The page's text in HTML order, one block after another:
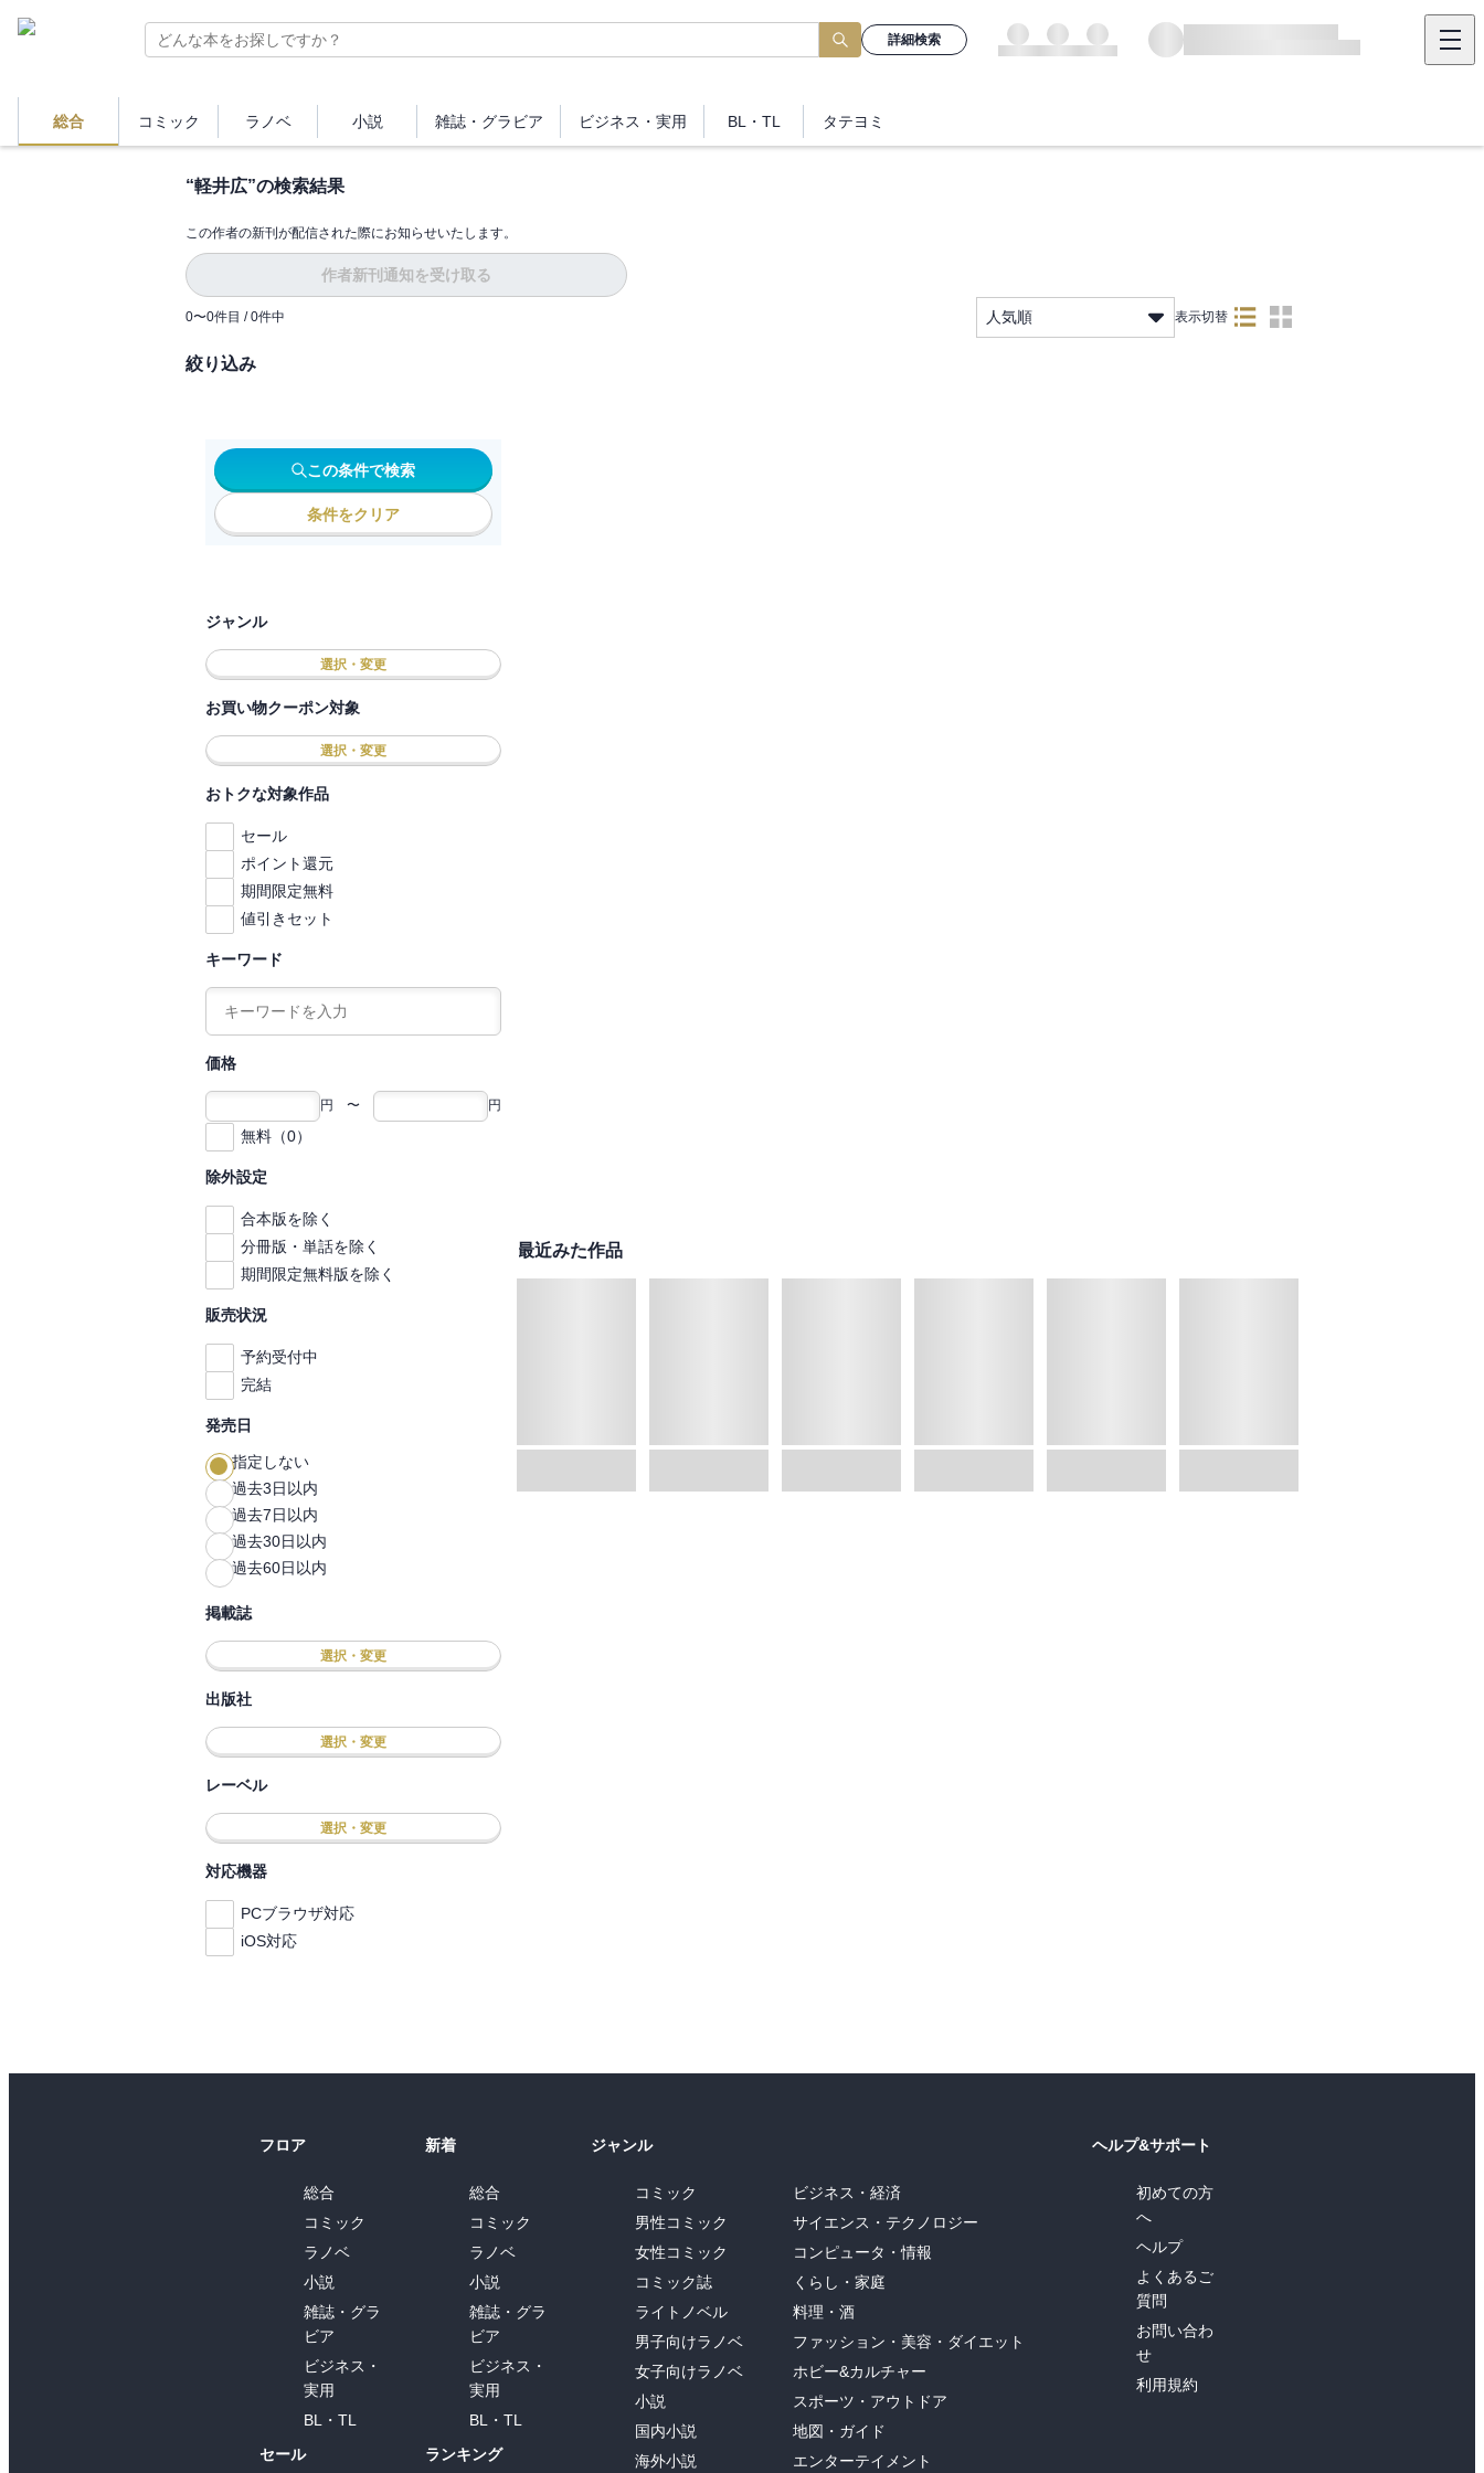
詳細検索
総合 コミック ラノベ 小説 雑誌・ グラビア ビジネス ・実用 BL・TL タテヨミ
“軽井広”の検索結果
この作者の新刊が配信された際にお知らせいたします。
作者新刊通知を受け取る
0〜0件目 / 0件中 人気順 表示切替
絞り込み
この条件で検索
条件をクリア
ジャンル
選択・変更
お買い物クーポン対象
選択・変更
おトクな対象作品
セール
ポイント還元
期間限定無料
値引きセット
キーワード
価格
円 〜 円
無料（0）
除外設定
合本版を除く
分冊版・単話を除く
期間限定無料版を除く
販売状況
予約受付中
完結
発売日
指定しない
過去3日以内
過去7日以内
過去30日以内
過去60日以内
掲載誌
選択・変更
出版社
選択・変更
レーベル
選択・変更
対応機器
PCブラウザ対応
iOS対応
最近みた作品
フロア
総合
コミック
ラノベ
小説
雑誌・グラ
ビア
ビジネス・
実用
BL・TL
セール
新着
総合
コミック
ラノベ
小説
雑誌・グラ
ビア
ビジネス・
実用
BL・TL
ランキング
ジャンル
コミック
男性コミック
女性コミック
コミック誌
ライトノベル
男子向けラノベ
女子向けラノベ
小説
国内小説
海外小説
ビジネス・経済
サイエンス・テクノロジー
コンピュータ・情報
くらし・家庭
料理・酒
ファッション・美容・ダイエット
ホビー&カルチャー
スポーツ・アウトドア
地図・ガイド
エンターテイメント
ヘルプ&サポート
初めての方
へ
ヘルプ
よくあるご
質問
お問い合わ
せ
利用規約